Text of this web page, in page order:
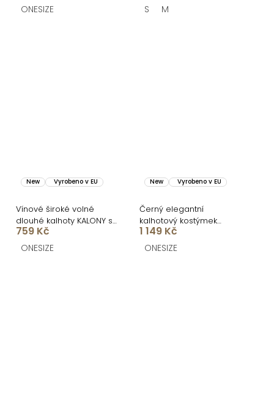
ONESIZE S M
New Vyrobeno v EU
Vínové široké volné
dlouhé kalhoty KALONY s
páskem
759 Kč
ONESIZE
New Vyrobeno v EU
Černý elegantní
kalhotový kostýmek
STRENEA
1 149 Kč
ONESIZE